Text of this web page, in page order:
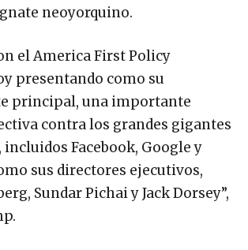
neoyorquino.
el America First Policy
presentando como su
principal, una importante
contra los grandes gigantes
Facebook, Google y
sus directores ejecutivos,
Sundar Pichai y Jack Dorsey”,